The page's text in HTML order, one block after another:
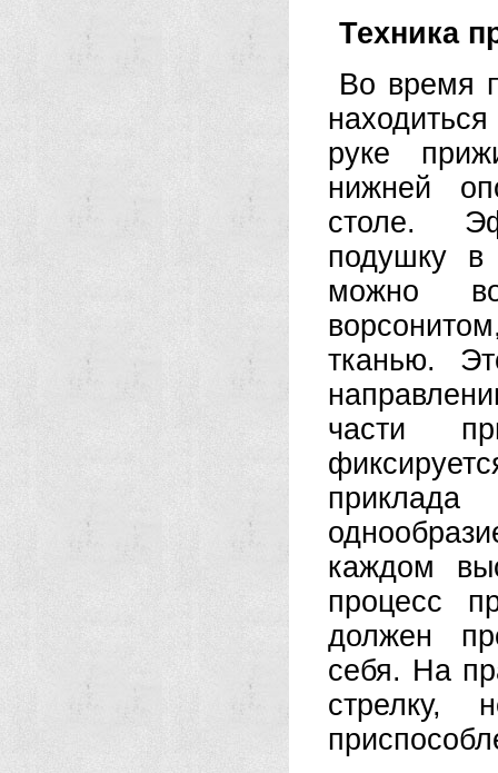
Техника
Во время
руке
нижней
столе.
подушку в
можно
тканью.
части
каждом
процесс
должен
себя. На
стрелку,